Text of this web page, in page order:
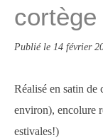
Publié le 14 février
Réalisé en satin de
environ), encolure
estivales!)